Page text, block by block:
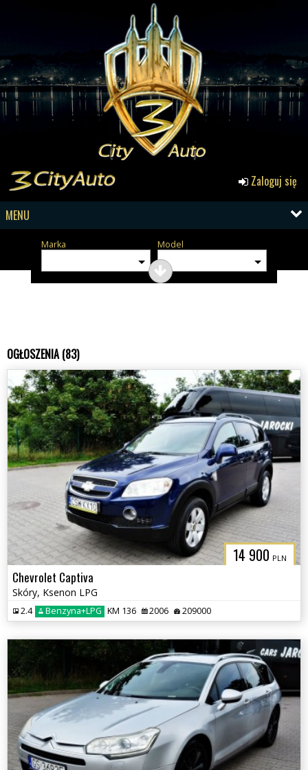
Zaloguj się
MENU
Marka Model
OGŁOSZENIA (83)
14 900 PLN
Chevrolet Captiva
Skóry, Ksenon LPG
2.4 Benzyna+LPG KM 136 2006 209000